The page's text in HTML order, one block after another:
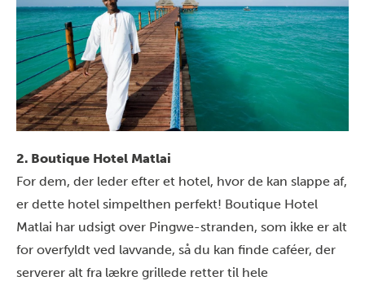
2. Boutique Hotel Matlai
For dem, der leder efter et hotel, hvor de kan slappe af,
er dette hotel simpelthen perfekt! Boutique Hotel
Matlai har udsigt over Pingwe-stranden, som ikke er alt
for overfyldt ved lavvande, så du kan finde caféer, der
serverer alt fra lækre grillede retter til hele